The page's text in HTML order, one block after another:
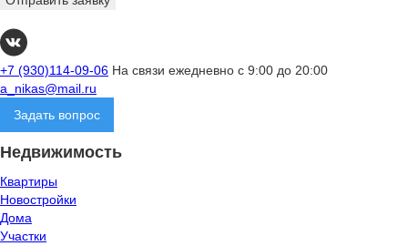
+7 (930)114-09-06 На связи ежедневно с 9:00 до 20:00
a_nikas@mail.ru
Задать вопрос
Недвижимость
Квартиры
Новостройки
Дома
Участки